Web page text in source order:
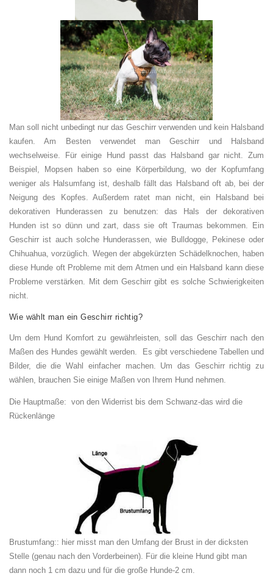
Man soll nicht unbedingt nur das Geschirr verwenden und kein Halsband
kaufen. Am Besten verwendet man Geschirr und Halsband
wechselweise. Für einige Hund passt das Halsband gar nicht. Zum
Beispiel, Mopsen haben so eine Körperbildung, wo der Kopfumfang
weniger als Halsumfang ist, deshalb fällt das Halsband oft ab, bei der
Neigung des Kopfes. Außerdem ratet man nicht, ein Halsband bei
dekorativen Hunderassen zu benutzen: das Hals der dekorativen
Hunden ist so dünn und zart, dass sie oft Traumas bekommen. Ein
Geschirr ist auch solche Hunderassen, wie Bulldogge, Pekinese oder
Chihuahua, vorzüglich. Wegen der abgekürzten Schädelknochen, haben
diese Hunde oft Probleme mit dem Atmen und ein Halsband kann diese
Probleme verstärken. Mit dem Geschirr gibt es solche Schwierigkeiten
nicht.
Wie wählt man ein Geschirr richtig?
Um dem Hund Komfort zu gewährleisten, soll das Geschirr nach den
Maßen des Hundes gewählt werden. Es gibt verschiedene Tabellen und
Bilder, die die Wahl einfacher machen. Um das Geschirr richtig zu
wählen, brauchen Sie einige Maßen von Ihrem Hund nehmen.
Die Hauptmaße: von den Widerrist bis dem Schwanz-das wird die
Rückenlänge
Brustumfang:: hier misst man den Umfang der Brust in der dicksten
Stelle (genau nach den Vorderbeinen). Für die kleine Hund gibt man
dann noch 1 cm dazu und für die große Hunde-2 cm.